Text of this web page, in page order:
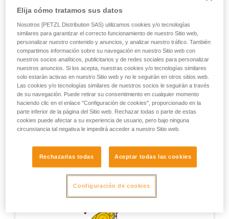
Ensayos de detención de caídas realizados durante las
certificaciones EN 12841, EN 341, EN 15151 y NFPA, y
ensayos complementarios Petzl destinados a cubrir las
situaciones excepcionales. Observación: todos los
ensayos realizados no se mencionan aquí, sólo se
mencionan los que aportan una información pertinente
para la utilización del RIG.
Ensayo de certificación EN 12841 - Aparato con 1 m
de cuerda, 1 m de caída con un elemento de amarre
de cuerda dinámica de 1 m y 11 mm.
Elija cómo tratamos sus datos
Nosotros [PETZL Distribution SAS) utilizamos cookies y/o tecnologías
similares para garantizar el correcto funcionamiento de nuestro Sitio web,
personalizar nuestro contenido y anuncios, y analizar nuestro tráfico. También
compartimos información sobre su navegación en nuestro Sitio web con
nuestros socios analíticos, publicitarios y de redes sociales para personalizar
nuestros anuncios. Si los acepta, nuestras cookies y/o tecnologías similares
solo estarán activas en nuestro Sitio web y no le seguirán en otros sitios web.
Las cookies y/o tecnologías similares de nuestros socios le seguirán a través
de su navegación. Puede retirar su consentimiento en cualquier momento
haciendo clic en el enlace "Configuración de cookies", proporcionado en la
parte inferior de la página del Sitio web. Rechazar todas o parte de estas
cookies puede afectar a su experiencia de usuario, pero bajo ninguna
circunstancia tal negativa le impedirá acceder a nuestro Sitio web.
Rechazarlas todas Aceptar todas las cookies
Configuración de cookies